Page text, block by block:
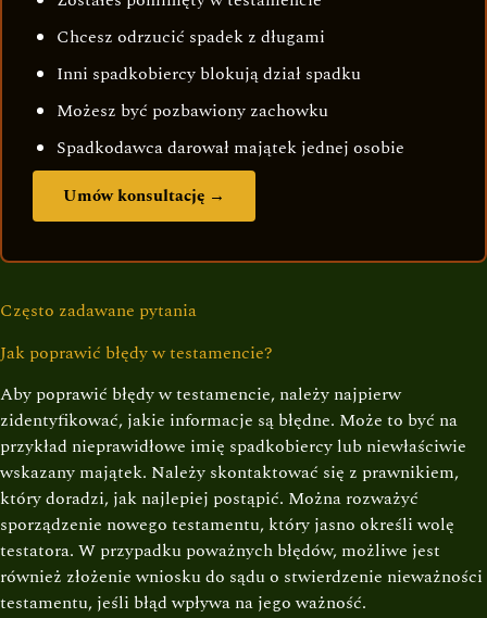
Chcesz odrzucić spadek z długami
Inni spadkobiercy blokują dział spadku
Możesz być pozbawiony zachowku
Spadkodawca darował majątek jednej osobie
Umów konsultację →
Często zadawane pytania
Jak poprawić błędy w testamencie?
Aby poprawić błędy w testamencie, należy najpierw
zidentyfikować, jakie informacje są błędne. Może to być na
przykład nieprawidłowe imię spadkobiercy lub niewłaściwie
wskazany majątek. Należy skontaktować się z prawnikiem,
który doradzi, jak najlepiej postąpić. Można rozważyć
sporządzenie nowego testamentu, który jasno określi wolę
testatora. W przypadku poważnych błędów, możliwe jest
również złożenie wniosku do sądu o stwierdzenie nieważności
testamentu, jeśli błąd wpływa na jego ważność.